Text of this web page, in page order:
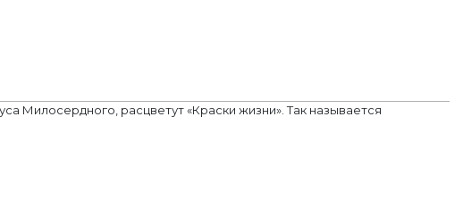
расцветут «Краски жизни». Так называется